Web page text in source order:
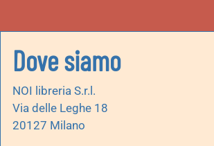
Dove siamo
NOI libreria S.r.l.
Via delle Leghe 18
20127 Milano